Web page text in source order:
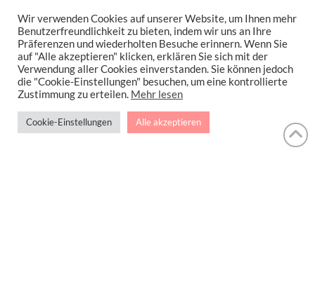
Fettarme Apfel-Pfannkuchen
mit Joghurt ohne Zucker
Wir verwenden Cookies auf unserer Website, um Ihnen mehr
Benutzerfreundlichkeit zu bieten, indem wir uns an Ihre
Präferenzen und wiederholten Besuche erinnern. Wenn Sie
auf "Alle akzeptieren" klicken, erklären Sie sich mit der
Verwendung aller Cookies einverstanden. Sie können jedoch
die "Cookie-Einstellungen" besuchen, um eine kontrollierte
Zustimmung zu erteilen. Mehr lesen
Cookie-Einstellungen Alle akzeptieren